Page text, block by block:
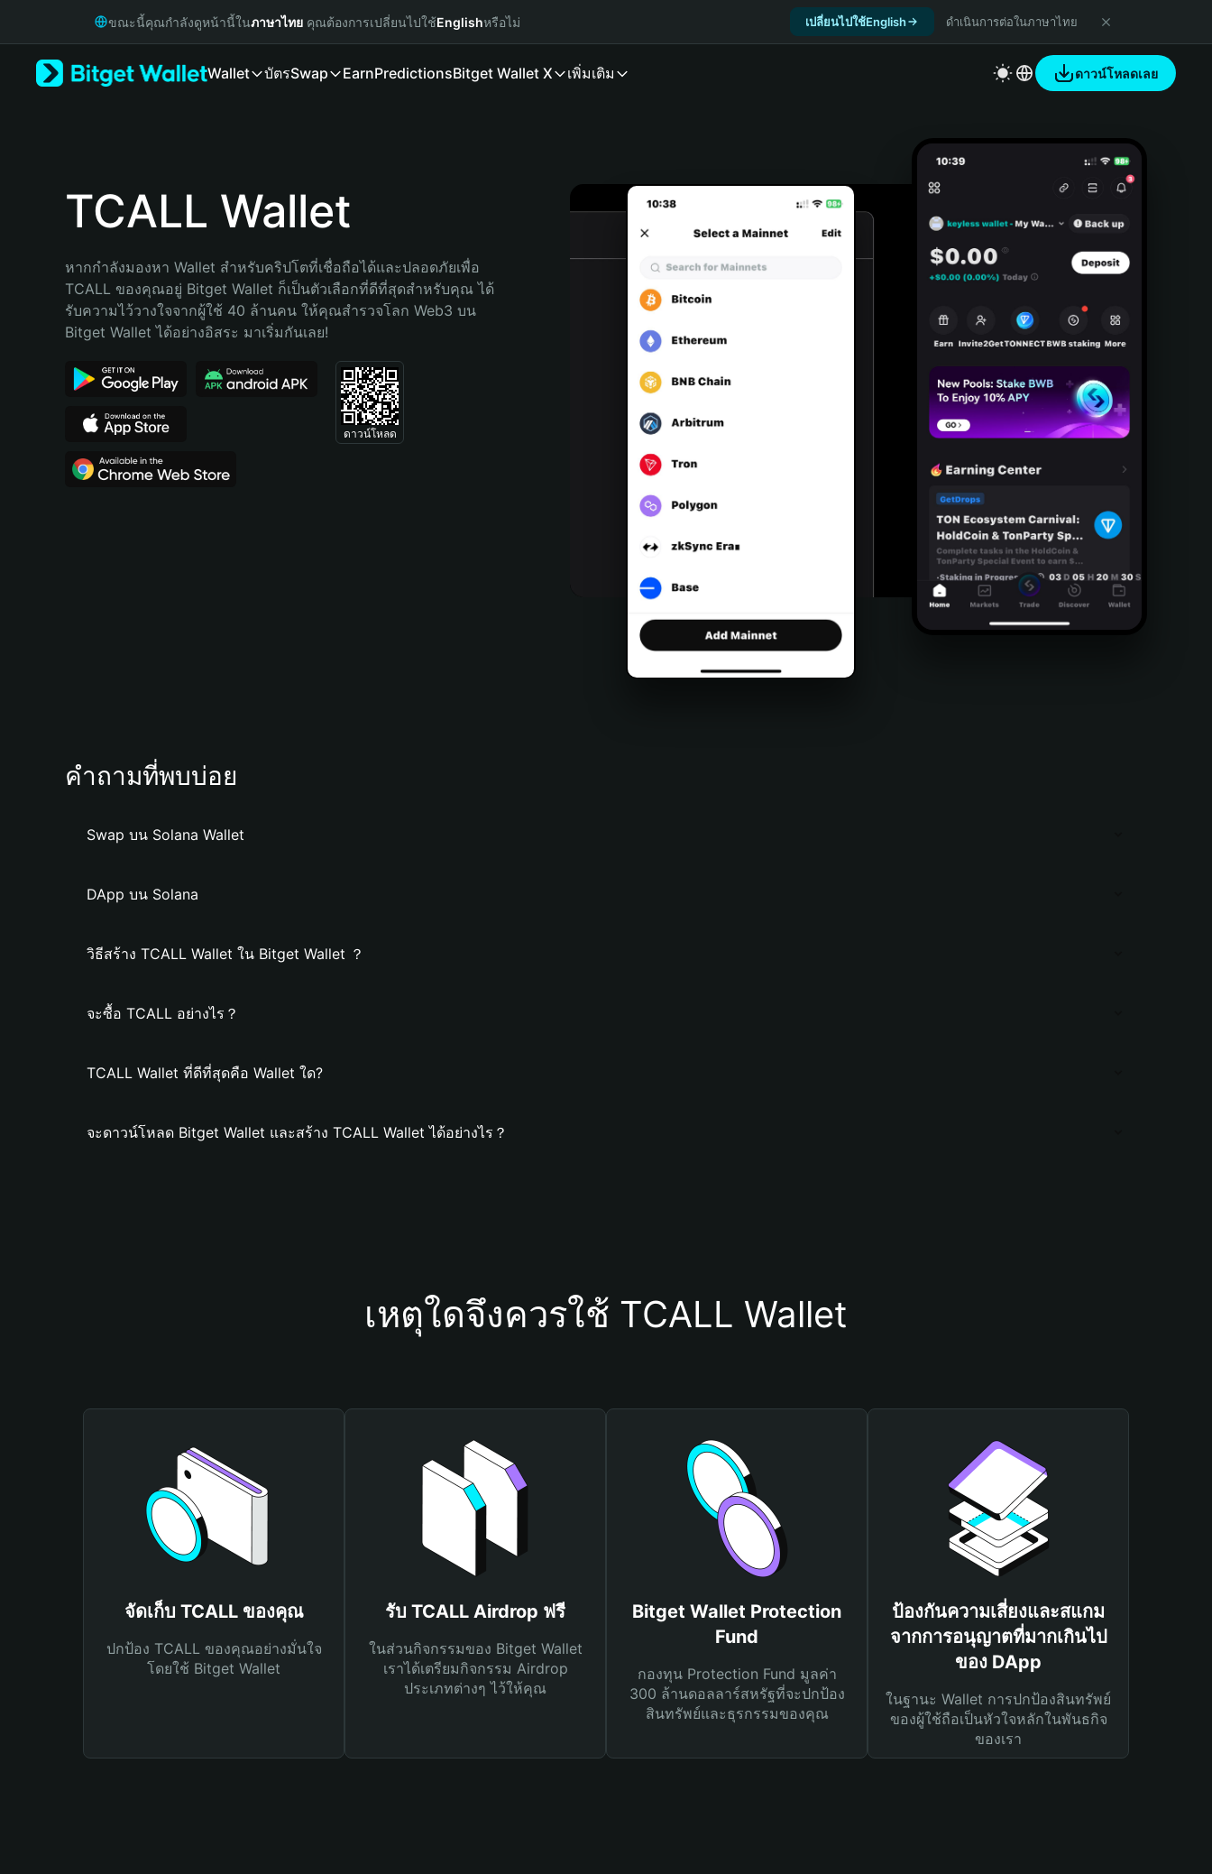
Русский
Bahasa Indonesia
Português (Brasil)
ขณะนี้คุณกำลังดูหน้านี้ในภาษาไทย คุณต้องการเปลี่ยนไปใช้Englishหรือไม่ เปลี่ยนไปใช้English ดำเนินการต่อในภาษาไทย
Wallet บัตรSwap EarnPredictionsBitget Wallet X เพิ่มเติม ดาวน์โหลดเลย
TCALL Wallet
หากกำลังมองหา Wallet สำหรับคริปโตที่เชื่อถือได้และปลอดภัยเพื่อ
TCALL ของคุณอยู่ Bitget Wallet ก็เป็นตัวเลือกที่ดีที่สุดสำหรับคุณ ได้
รับความไว้วางใจจากผู้ใช้ 40 ล้านคน ให้คุณสำรวจโลก Web3 บน
Bitget Wallet ได้อย่างอิสระ มาเริ่มกันเลย!
ดาวน์โหลด
คำถามที่พบบ่อย
Swap บน Solana Wallet
DApp บน Solana
วิธีสร้าง TCALL Wallet ใน Bitget Wallet ？
จะซื้อ TCALL อย่างไร？
TCALL Wallet ที่ดีที่สุดคือ Wallet ใด?
จะดาวน์โหลด Bitget Wallet และสร้าง TCALL Wallet ได้อย่างไร？
เหตุใดจึงควรใช้ TCALL Wallet
จัดเก็บ TCALL ของคุณ
ปกป้อง TCALL ของคุณอย่างมั่นใจ
โดยใช้ Bitget Wallet
รับ TCALL Airdrop ฟรี
ในส่วนกิจกรรมของ Bitget Wallet
เราได้เตรียมกิจกรรม Airdrop
ประเภทต่างๆ ไว้ให้คุณ
Bitget Wallet Protection
Fund
กองทุน Protection Fund มูลค่า
300 ล้านดอลลาร์สหรัฐที่จะปกป้อง
สินทรัพย์และธุรกรรมของคุณ
ป้องกันความเสี่ยงและสแกม
จากการอนุญาตที่มากเกินไป
ของ DApp
ในฐานะ Wallet การปกป้องสินทรัพย์
ของผู้ใช้ถือเป็นหัวใจหลักในพันธกิจ
ของเรา